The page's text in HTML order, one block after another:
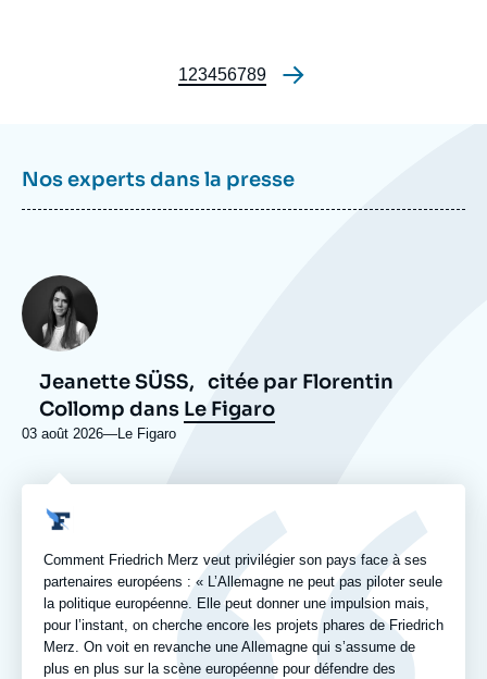
Pagination
Page
1Page
2Page
3Page
4Page
5Page
6Page
7Page
8Page
9
Nos experts dans la presse
Logo
Comment Friedrich Merz veut privilégier son pays face à ses
partenaires européens : « L’Allemagne ne peut pas piloter seule
la politique européenne. Elle peut donner une impulsion mais,
pour l’instant, on cherche encore les projets phares de Friedrich
Merz. On voit en revanche une Allemagne qui s’assume de
plus en plus sur la scène européenne pour défendre des
Photo
Jeanette SÜẞ, citée par Florentin
Collomp dans Le Figaro
03 août 2026—Nom
Le Figaro